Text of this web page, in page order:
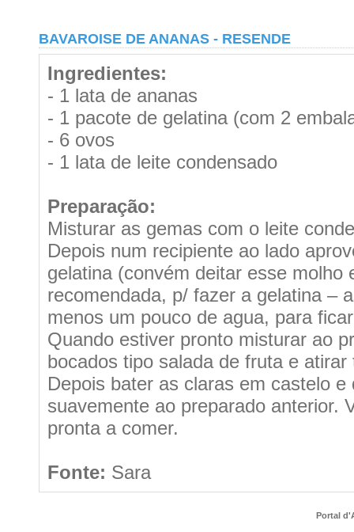
BAVAROISE DE ANANAS - RESENDE
Ingredientes:
- 1 lata de ananas
- 1 pacote de gelatina (com 2
- 6 ovos
- 1 lata de leite condensado
Preparação:
Misturar as gemas com o leite
Depois num recipiente ao lado
gelatina (convém deitar esse
recomendada, p/ fazer a gelatina –
menos um pouco de agua, para
Quando estiver pronto misturar ao
bocados tipo salada de fruta e
Depois bater as claras em castelo
suavemente ao preparado anterior.
pronta a comer.
Fonte: Sara
Portal